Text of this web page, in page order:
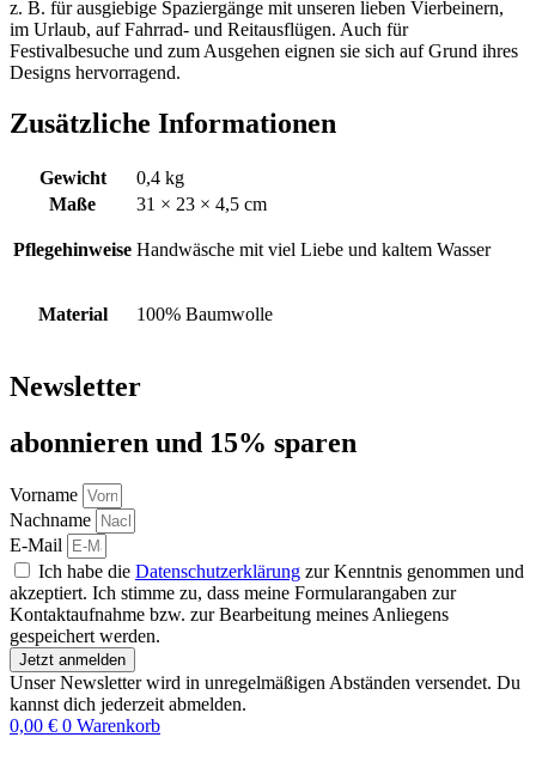
z. B. für ausgiebige Spaziergänge mit unseren lieben Vierbeinern,
im Urlaub, auf Fahrrad- und Reitausflügen. Auch für
Festivalbesuche und zum Ausgehen eignen sie sich auf Grund ihres
Designs hervorragend.
Zusätzliche Informationen
Gewicht
0,4 kg
Maße
31 × 23 × 4,5 cm
Pflegehinweise Handwäsche mit viel Liebe und kaltem Wasser
Material 100% Baumwolle
Newsletter
abon­nie­ren und 15% sparen
Vorname
Nachname
E-Mail
Ich habe die Datenschutzerklärung zur Kenntnis genommen und
akzeptiert. Ich stimme zu, dass meine Formularangaben zur
Kontaktaufnahme bzw. zur Bearbeitung meines Anliegens
gespeichert werden.
Jetzt anmelden
Unser Newsletter wird in unregelmäßigen Abständen versendet. Du
kannst dich jederzeit abmelden.
0,00 € 0 Warenkorb